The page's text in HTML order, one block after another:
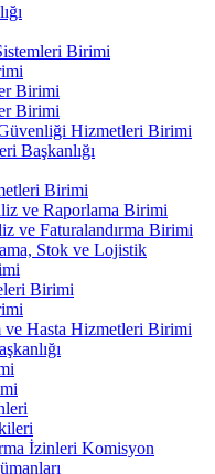
Birimi
Birimi
Birimi
Güvenliği Hizmetleri Birimi
Başkanlığı
Birimi
ve Raporlama Birimi
ve Faturalandırma Birimi
Stok ve Lojistik
Birimi
ve Hasta Hizmetleri Birimi
İzinleri Komisyon